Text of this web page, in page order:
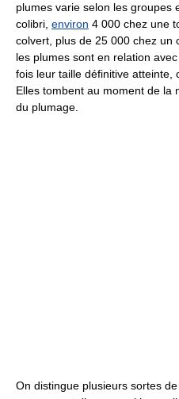
plumes varie selon les groupes
colibri, environ 4 000 chez une
colvert, plus de 25 000 chez un
les plumes sont en relation
fois leur taille définitive atteinte,
Elles tombent au moment de la
du plumage.
On distingue plusieurs sortes